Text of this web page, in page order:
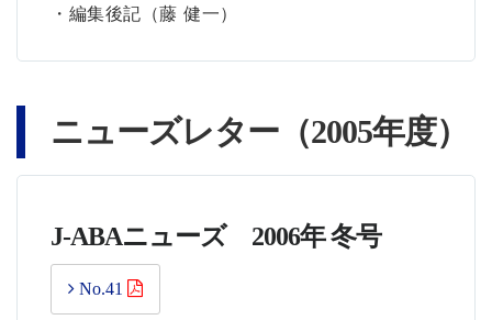
・編集後記（藤 健一）
ニューズレター（2005年度）
J-ABAニューズ 2006年 冬号
No.41